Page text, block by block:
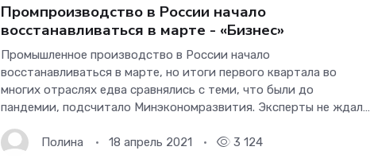
Промпроизводство в России начало
восстанавливаться в марте - «Бизнес»
Промышленное производство в России начало
восстанавливаться в марте, но итоги первого квартала во
многих отраслях едва сравнялись с теми, что были до
пандемии, подсчитало Минэкономразвития. Эксперты не ждали
санкций Запада — но отмечают
Полина 18 апрель 2021 3 124